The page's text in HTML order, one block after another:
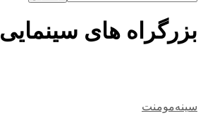
بزرگراه های سینمایی
سینه‌مومنت